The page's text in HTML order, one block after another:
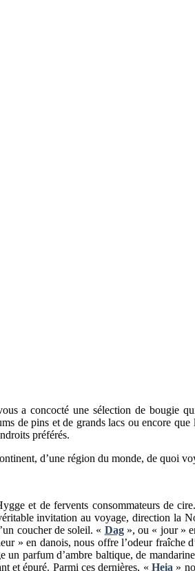
a concocté une sélection de bougie
de pins et de grands lacs ou encore
préférés.
d’une région du monde, de quoi
et de fervents consommateurs de
invitation au voyage, direction la
coucher de soleil. « Dag », ou « jour »
» en danois, nous offre l’odeur fraîche
parfum d’ambre baltique, de
et épuré. Parmi ces dernières, « Heia »